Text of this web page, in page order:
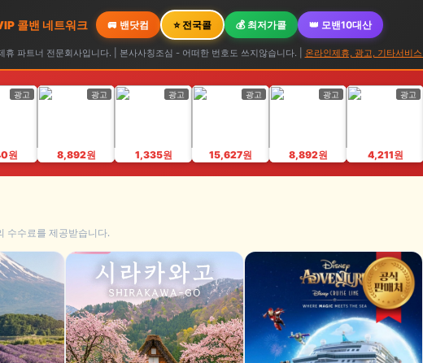
콜밴 네트워크 🚐 밴닷컴 ⭐ 전국콜 💰 최저가콜 👑 모밴10대산
휴 파트너 전문회사입니다. | 본사사칭조심 - 어떠한 번호도 쓰지않습니다. | 온라인제휴, 광고, 기타서비
광고
원
광고
8,892원
광고
1,335원
광고
15,627원
광고
8,892원
광고
4,211원
수수료를 제공받습니다.